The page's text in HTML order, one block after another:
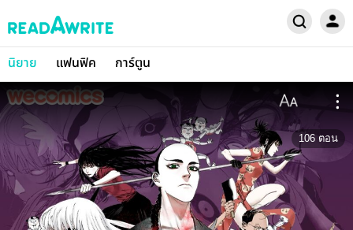
นิยาย แฟนฟิค การ์ตูน
106 ตอน